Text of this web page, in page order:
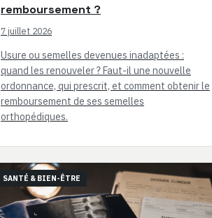
remboursement ?
7 juillet 2026
Usure ou semelles devenues inadaptées :
quand les renouveler ? Faut-il une nouvelle
ordonnance, qui prescrit, et comment obtenir le
remboursement de ses semelles
orthopédiques.
SANTÉ & BIEN-ÊTRE